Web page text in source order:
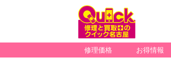
修理価格 お得情報